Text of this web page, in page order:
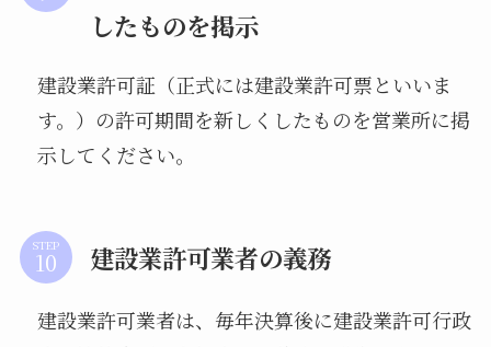
したものを掲示
建設業許可証（正式には建設業許可票といいま
す。）の許可期間を新しくしたものを営業所に掲
示してください。
STEP 建設業許可業者の義務
建設業許可業者は、毎年決算後に建設業許可行政